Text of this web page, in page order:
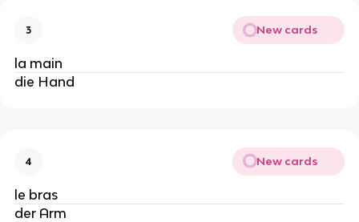
3 New cards
la main
die Hand
4 New cards
le bras
der Arm